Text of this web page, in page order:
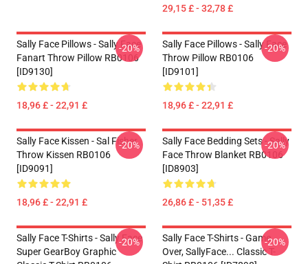
29,15 £ - 32,78 £
Sally Face Pillows - Sally Face
Fanart Throw Pillow RB0106
[ID9130]
18,96 £ - 22,91 £
-20%
Sally Face Pillows - Sally Face
Throw Pillow RB0106
[ID9101]
18,96 £ - 22,91 £
-20%
Sally Face Kissen - Sal Fisher
Throw Kissen RB0106
[ID9091]
18,96 £ - 22,91 £
-20%
Sally Face Bedding Sets - Sally
Face Throw Blanket RB0106
[ID8903]
26,86 £ - 51,35 £
-20%
Sally Face T-Shirts - Sally Face
Super GearBoy Graphic
-20%
Sally Face T-Shirts - Game
Over, SallyFace... Classic T-
-20%